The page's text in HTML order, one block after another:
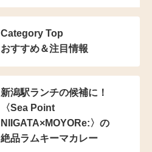
Category Top
おすすめ＆注目情報
新潟駅ランチの候補に！
〈Sea Point
NIIGATA×MOYORe:〉の
絶品ラムキーマカレー